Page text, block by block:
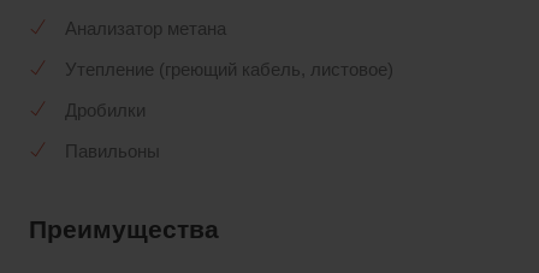
Анализатор метана
Утепление (греющий кабель, листовое)
Дробилки
Павильоны
Преимущества